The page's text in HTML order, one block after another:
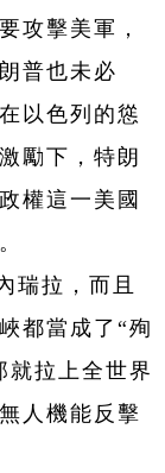
攻擊美軍，
普也未必
以色列的慫
勵下，特朗
權這一美國
瑞拉，而且
都當成了“殉
就拉上全世界
人機能反擊